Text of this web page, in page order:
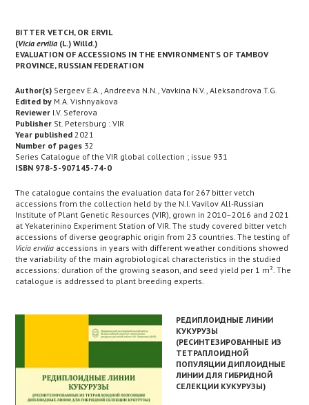
BITTER VETCH, OR ERVIL
(Vicia ervilia (L.) Willd.)
EVALUATION OF ACCESSIONS IN THE ENVIRONMENTS OF TAMBOV
PROVINCE, RUSSIAN FEDERATION
Author(s) Sergeev E.A., Andreeva N.N., Vavkina N.V., Aleksandrova T.G.
Edited by M.A. Vishnyakova
Reviewer I.V. Seferova
Publisher St. Petersburg : VIR
Year published 2021
Number of pages 32
Series Catalogue of the VIR global collection ; issue 931
ISBN 978-5-907145-74-0
The catalogue contains the evaluation data for 267 bitter vetch
accessions from the collection held by the N.I. Vavilov All-Russian
Institute of Plant Genetic Resources (VIR), grown in 2010–2016 and 2021
at Yekaterinino Experiment Station of VIR. The study covered bitter vetch
accessions of diverse geographic origin from 23 countries. The testing of
Vicia ervilia accessions in years with different weather conditions showed
the variability of the main agrobiological characteristics in the studied
accessions: duration of the growing season, and seed yield per 1 m². The
catalogue is addressed to plant breeding experts.
РЕДИПЛОИДНЫЕ ЛИНИИ
КУКУРУЗЫ
(РЕСИНТЕЗИРОВАННЫЕ ИЗ
ТЕТРАПЛОИДНОЙ
ПОПУЛЯЦИИ ДИПЛОИДНЫЕ
ЛИНИИ ДЛЯ ГИБРИДНОЙ
СЕЛЕКЦИИ КУКУРУЗЫ)